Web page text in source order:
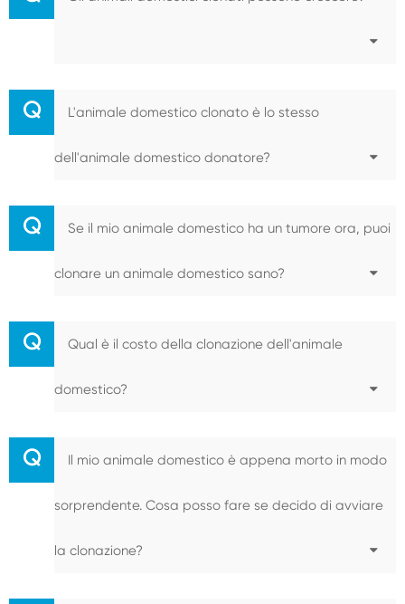
Q L'animale domestico clonato è lo stesso
dell'animale domestico donatore?
Q Se il mio animale domestico ha un tumore ora, puoi
clonare un animale domestico sano?
Q Qual è il costo della clonazione dell'animale
domestico?
Q Il mio animale domestico è appena morto in modo
sorprendente. Cosa posso fare se decido di avviare
la clonazione?